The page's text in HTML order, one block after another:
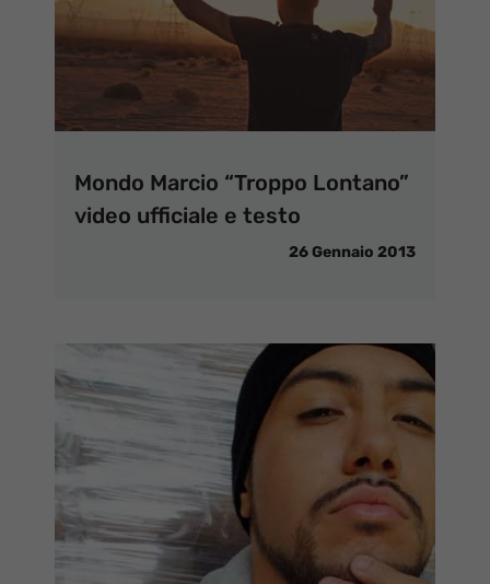
Mondo Marcio “Troppo Lontano”
video ufficiale e testo
26 Gennaio 2013